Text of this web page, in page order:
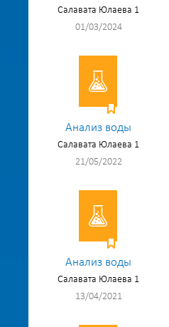
Салавата Юлаева 1
01/03/2024
Анализ воды
Салавата Юлаева 1
21/05/2022
Анализ воды
Салавата Юлаева 1
13/04/2021